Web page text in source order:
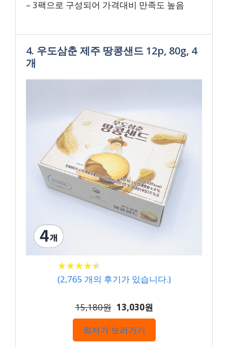
– 3팩으로 구성되어 가격대비 만족도 높음
4. 우도삼춘 제주 땅콩샌드 12p, 80g, 4
개
★★★★★
★★★★★
(2,765 개의 후기가 있습니다.)
15,180원 13,030원
최저가 보러가기